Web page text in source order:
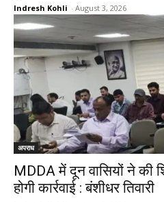
Indresh Kohli - August 3, 2026
अपराध
MDDA में दून वासियों ने की
होगी कार्रवाई : बंशीधर तिवारी